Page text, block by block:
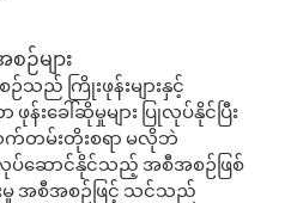
ဉ်များ
သည် ကြိုးဖုန်းများနှင့်
န်းခေါ်ဆိုမှုများ ပြုလုပ်နိုင်ပြီး
တမ်းတိုးစရာ မလိုဘဲ
ပ်ဆောင်နိုင်သည့် အစီအစဉ်ဖြစ်
မှု အစီအစဉ်ဖြင့် သင်သည်